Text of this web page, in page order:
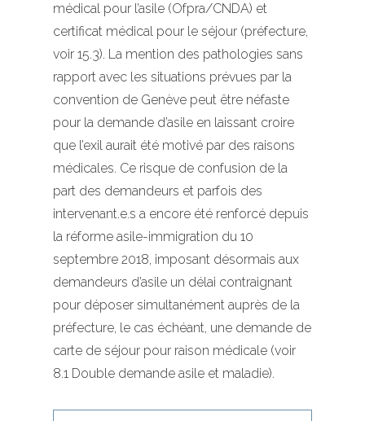
médical pour l’asile (Ofpra/CNDA) et
certificat médical pour le séjour (préfecture,
voir 15.3). La mention des pathologies sans
rapport avec les situations prévues par la
convention de Genève peut être néfaste
pour la demande d’asile en laissant croire
que l’exil aurait été motivé par des raisons
médicales. Ce risque de confusion de la
part des demandeurs et parfois des
intervenant.e.s a encore été renforcé depuis
la réforme asile-immigration du 10
septembre 2018, imposant désormais aux
demandeurs d’asile un délai contraignant
pour déposer simultanément auprès de la
préfecture, le cas échéant, une demande de
carte de séjour pour raison médicale (voir
8.1 Double demande asile et maladie).